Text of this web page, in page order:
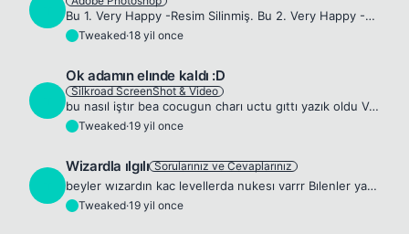
Bu 1. Very Happy -Resim Silinmiş. Bu 2. Very Happy -Resim Silinmiş.
Tweaked·18 yil once
Ok adamın elınde kaldı :D
Silkroad ScreenShot & Video
bu nasıl iştır bea cocugun charı uctu gıttı yazık oldu Very Happy -Resim Silinmiş. -Resim Silinmiş.
Tweaked·19 yil once
Wizardla ılgılı Sorularınız ve Cevaplarınız
beyler wızardın kac levellerda nukesı varrr Bılenler yazsın Sımdıden tessekkur ederım Wink
Tweaked·19 yil once